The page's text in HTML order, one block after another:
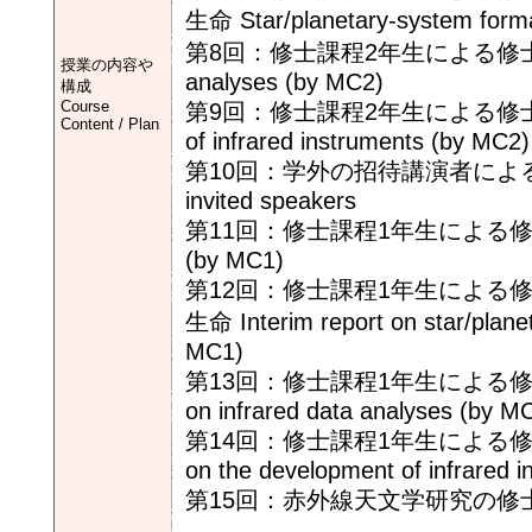
授業の内容や
構成
Course
Content / Plan
生命 Star/planetary-system
第8回：修士課程2年生による
analyses (by MC2)
第9回：修士課程2年生による
of infrared instruments (by MC2)
第10回：学外の招待講演者に
invited speakers
第11回：修士課程1年生による
(by MC1)
第12回：修士課程1年生による
生命 Interim report on star/
MC1)
第13回：修士課程1年生による
on infrared data analyses (by
第14回：修士課程1年生による
on the development of infrared
第15回：赤外線天文学研究の